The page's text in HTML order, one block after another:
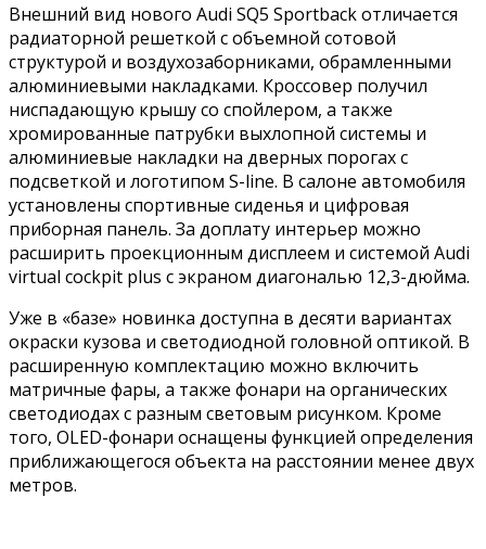
Внешний вид нового Audi SQ5 Sportback отличается
радиаторной решеткой с объемной сотовой
структурой и воздухозаборниками, обрамленными
алюминиевыми накладками. Кроссовер получил
ниспадающую крышу со спойлером, а также
хромированные патрубки выхлопной системы и
алюминиевые накладки на дверных порогах с
подсветкой и логотипом S-line. В салоне автомобиля
установлены спортивные сиденья и цифровая
приборная панель. За доплату интерьер можно
расширить проекционным дисплеем и системой Audi
virtual cockpit plus с экраном диагональю 12,3-дюйма.
Уже в «базе» новинка доступна в десяти вариантах
окраски кузова и светодиодной головной оптикой. В
расширенную комплектацию можно включить
матричные фары, а также фонари на органических
светодиодах с разным световым рисунком. Кроме
того, OLED-фонари оснащены функцией определения
приближающегося объекта на расстоянии менее двух
метров.